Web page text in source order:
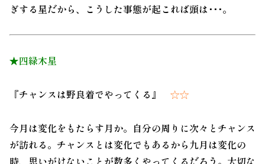
ぎする星だから、こうした事態が起これば頭は･･･。
★四緑木星
『チャンスは野良着でやってくる』 ☆☆
今月は変化をもたらす月か。自分の周りに次々とチャンス
が訪れる。チャンスとは変化でもあるから九月は変化の
時、思いがけないことが数多くやってくるだろう。大切な